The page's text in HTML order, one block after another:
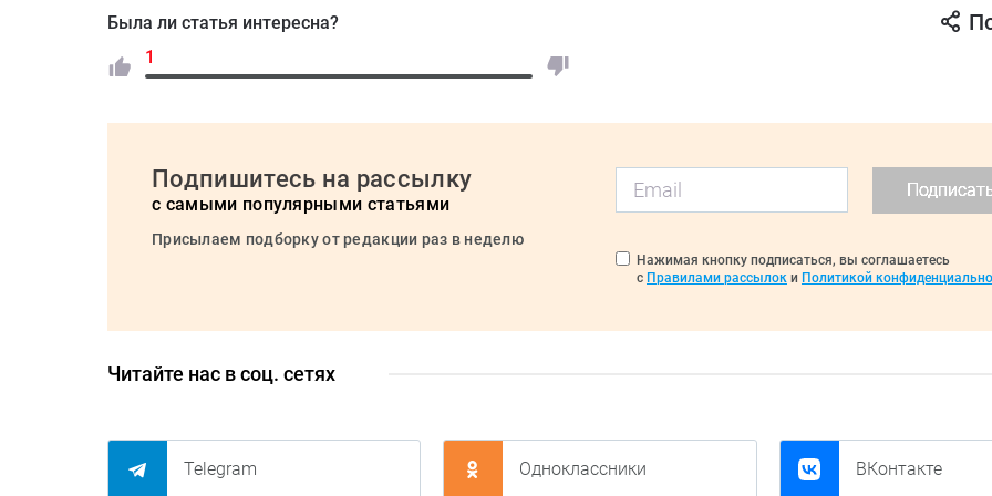
Была ли статья интересна?
1
Подпишитесь на рассылку
с самыми популярными статьями
Присылаем подборку от редакции раз в неделю
Нажимая кнопку подписаться, вы соглашаетесь
с Правилами рассылок и Политикой
Читайте нас в соц. сетях
Telegram Одноклассники ВКонтакте